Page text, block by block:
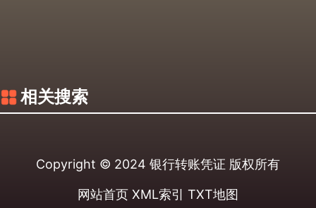
相关搜索
Copyright © 2024 银行转账凭证 版权所有
网站首页 XML索引 TXT地图